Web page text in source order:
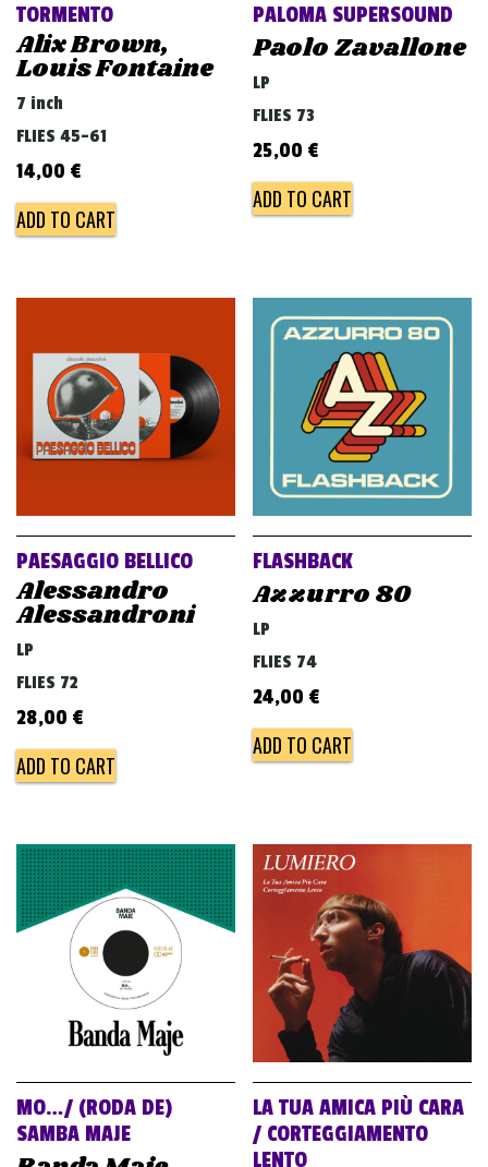
TORMENTO
Alix Brown,
Louis Fontaine
7 inch
FLIES 45-61
14,00 €
ADD TO CART
PALOMA SUPERSOUND
Paolo Zavallone
LP
FLIES 73
25,00 €
ADD TO CART
PAESAGGIO BELLICO
Alessandro
Alessandroni
LP
FLIES 72
28,00 €
ADD TO CART
FLASHBACK
Azzurro 80
LP
FLIES 74
24,00 €
ADD TO CART
MO…/ (RODA DE)
SAMBA MAJE
LA TUA AMICA PIÙ CARA
/ CORTEGGIAMENTO
LENTO